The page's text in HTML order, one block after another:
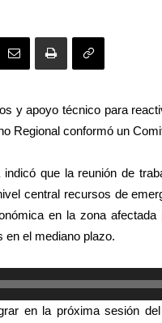
y apoyo técnico para
Regional conformó un
que la reunión de
central recursos de
en la zona
en el mediano plazo.
en la próxima sesión